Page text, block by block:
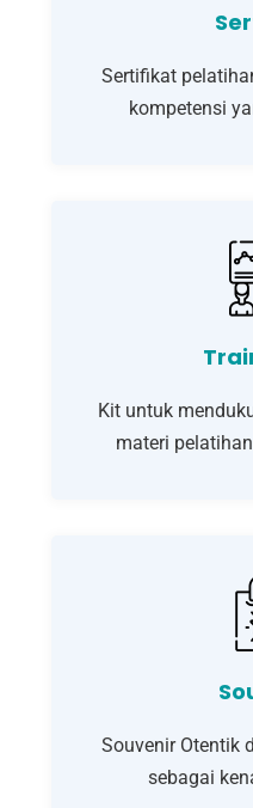
Sertifikat
kompetensi
Kit untuk
materi
Souvenir Otentik
sebagai